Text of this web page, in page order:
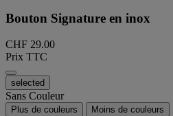
Bouton Signature en inox
CHF 29.00
Prix TTC
selected
Sans Couleur
Plus de couleurs Moins de couleurs